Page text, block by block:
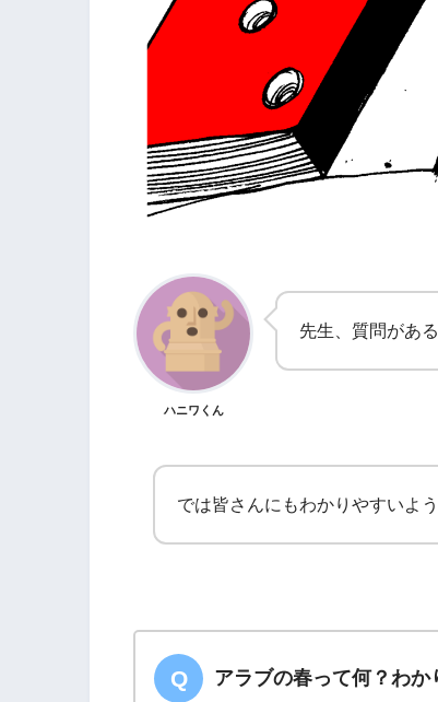
ハニワくん
先生、質問があ
では皆さんにもわかりやすいよ
アラブの春って何？わか